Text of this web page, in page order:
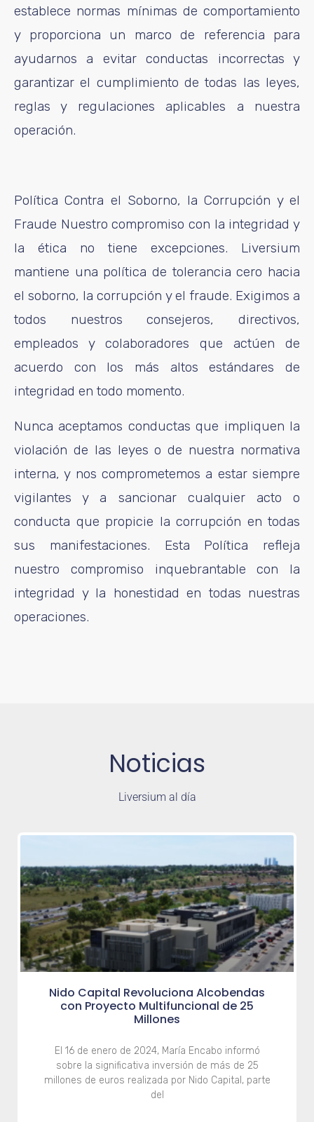
establece normas mínimas de comportamiento
y proporciona un marco de referencia para
ayudarnos a evitar conductas incorrectas y
garantizar el cumplimiento de todas las leyes,
reglas y regulaciones aplicables a nuestra
operación.
Política Contra el Soborno, la Corrupción y el
Fraude Nuestro compromiso con la integridad y
la ética no tiene excepciones. Liversium
mantiene una política de tolerancia cero hacia
el soborno, la corrupción y el fraude. Exigimos a
todos nuestros consejeros, directivos,
empleados y colaboradores que actúen de
acuerdo con los más altos estándares de
integridad en todo momento.
Nunca aceptamos conductas que impliquen la
violación de las leyes o de nuestra normativa
interna, y nos comprometemos a estar siempre
vigilantes y a sancionar cualquier acto o
conducta que propicie la corrupción en todas
sus manifestaciones. Esta Política refleja
nuestro compromiso inquebrantable con la
integridad y la honestidad en todas nuestras
operaciones.
Noticias
Liversium al día
Nido Capital Revoluciona Alcobendas
con Proyecto Multifuncional de 25
Millones
El 16 de enero de 2024, María Encabo informó
sobre la significativa inversión de más de 25
millones de euros realizada por Nido Capital, parte
del